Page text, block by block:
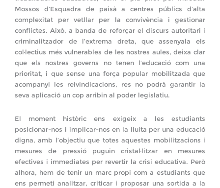
Mossos d’Esquadra de paisà a centres públics d’alta
complexitat per vetllar per la convivència i gestionar
conflictes. Això, a banda de reforçar el discurs autoritari i
criminalitzador de l’extrema dreta, que assenyala els
col·lectius més vulnerables de les nostres aules, deixa clar
que els nostres governs no tenen l’educació com una
prioritat, i que sense una força popular mobilitzada que
acompanyi les reivindicacions, res no podrà garantir la
seva aplicació un cop arribin al poder legislatiu.
El moment històric ens exigeix a les estudiants
posicionar-nos i implicar-nos en la lluita per una educació
digna, amb l’objectiu que totes aquestes mobilitzacions i
mesures de pressió puguin cristal·litzar en mesures
efectives i immediates per revertir la crisi educativa. Però
alhora, hem de tenir un marc propi com a estudiants que
ens permeti analitzar, criticar i proposar una sortida a la